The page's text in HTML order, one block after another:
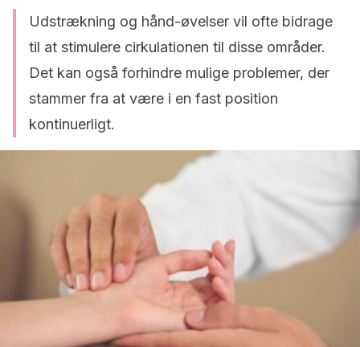
Udstrækning og hånd-øvelser vil ofte bidrage
til at stimulere cirkulationen til disse områder.
Det kan også forhindre mulige problemer, der
stammer fra at være i en fast position
kontinuerligt.